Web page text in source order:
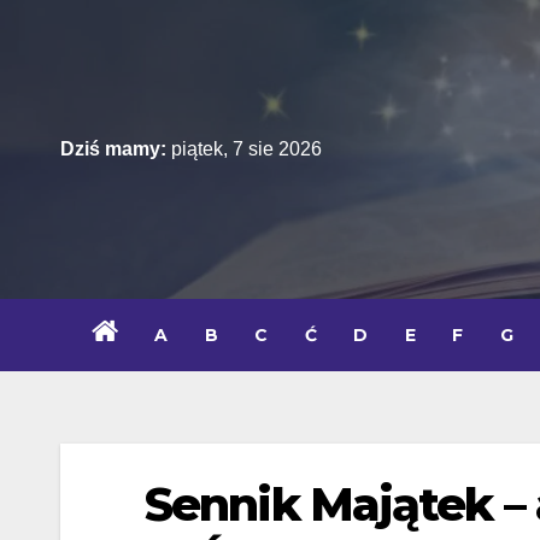
Dziś mamy: piątek, 7 sie 2026
A B C Ć D E F G
Sennik Majątek